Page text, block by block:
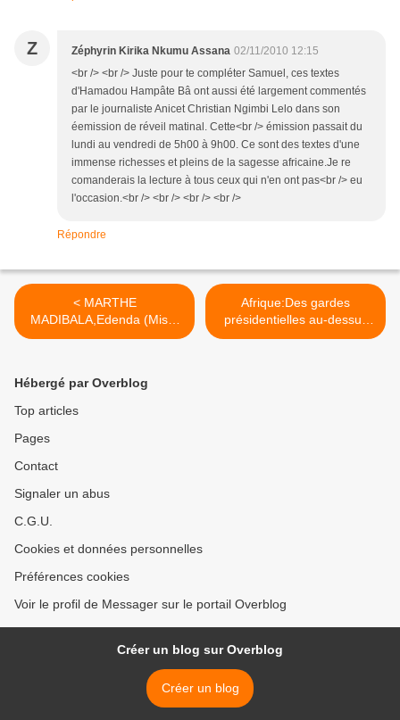
Z Zéphyrin Kirika Nkumu Assana 02/11/2010 12:15
<br /> <br /> Juste pour te compléter Samuel, ces textes
d'Hamadou Hampâte Bâ ont aussi été largement commentés
par le journaliste Anicet Christian Ngimbi Lelo dans son
éemission de réveil matinal. Cette<br /> émission passait du
lundi au vendredi de 5h00 à 9h00. Ce sont des textes d'une
immense richesses et pleins de la sagesse africaine.Je re
comanderais la lecture à tous ceux qui n'en ont pas<br /> eu
l'occasion.<br /> <br /> <br /> <br />
Répondre
< MARTHE
MADIBALA,Edenda (Miss)
ya Léo
Afrique:Des gardes
présidentielles au-dessus
de la loi >
Hébergé par Overblog
Top articles
Pages
Contact
Signaler un abus
C.G.U.
Cookies et données personnelles
Préférences cookies
Voir le profil de Messager sur le portail Overblog
Créer un blog sur Overblog
Créer un blog